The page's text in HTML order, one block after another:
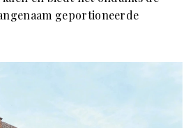
geportioneerde